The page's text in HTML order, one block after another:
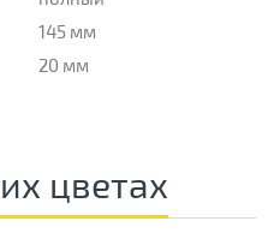
145 мм
20 мм
цветах